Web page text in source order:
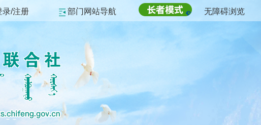
录/注册 部门网站导航 无障碍浏览